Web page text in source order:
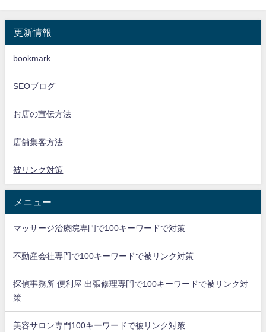
更新情報
bookmark
SEOブログ
お店の宣伝方法
店舗集客方法
被リンク対策
メニュー
マッサージ治療院専門で100キーワードで対策
不動産会社専門で100キーワードで被リンク対策
探偵事務所 便利屋 出張修理専門で100キーワードで被リンク対
策
美容サロン専門100キーワードで被リンク対策